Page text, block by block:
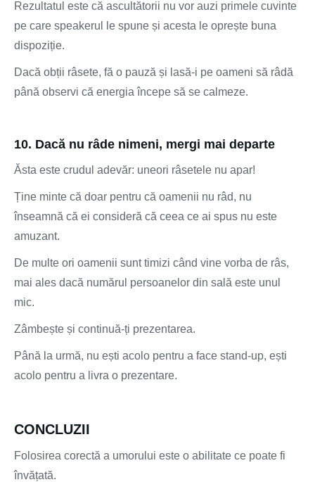
Rezultatul este că ascultătorii nu vor auzi primele cuvinte
pe care speakerul le spune și acesta le oprește buna
dispoziție.
Dacă obții râsete, fă o pauză și lasă-i pe oameni să râdă
până observi că energia începe să se calmeze.
10. Dacă nu râde nimeni, mergi mai departe
Ăsta este crudul adevăr: uneori râsetele nu apar!
Ține minte că doar pentru că oamenii nu râd, nu
înseamnă că ei consideră că ceea ce ai spus nu este
amuzant.
De multe ori oamenii sunt timizi când vine vorba de râs,
mai ales dacă numărul persoanelor din sală este unul
mic.
Zâmbește și continuă-ți prezentarea.
Până la urmă, nu ești acolo pentru a face stand-up, ești
acolo pentru a livra o prezentare.
CONCLUZII
Folosirea corectă a umorului este o abilitate ce poate fi
învățată.